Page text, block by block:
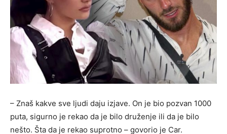
– Znaš kakve sve ljudi daju izjave. On je bio pozvan 1000
puta, sigurno je rekao da je bilo druženje ili da je bilo
nešto. Šta da je rekao suprotno – govorio je Car.